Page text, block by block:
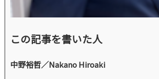
この記事を書いた人
中野裕哲／Nakano Hiroaki